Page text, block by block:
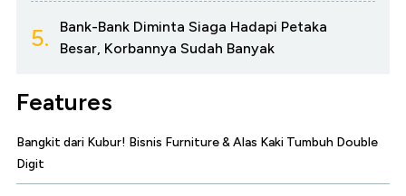
5.
Bank-Bank Diminta Siaga Hadapi Petaka
Besar, Korbannya Sudah Banyak
Features
Bangkit dari Kubur! Bisnis Furniture & Alas Kaki Tumbuh Double
Digit